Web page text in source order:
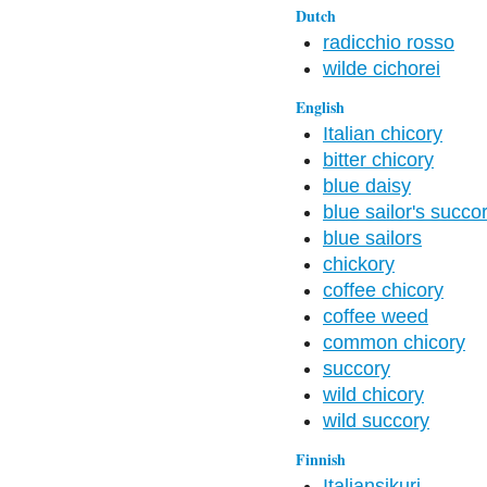
Dutch
radicchio rosso
wilde cichorei
English
Italian chicory
bitter chicory
blue daisy
blue sailor's
blue sailors
chickory
coffee chicory
coffee weed
common chicory
succory
wild chicory
wild succory
Finnish